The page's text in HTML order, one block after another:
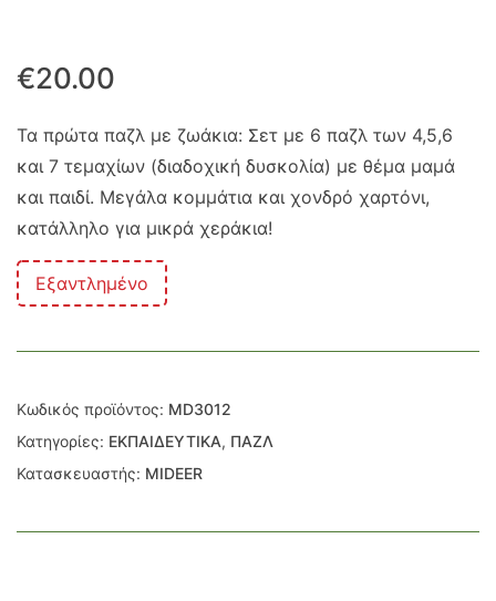
€20.00
Τα πρώτα παζλ με ζωάκια: Σετ με 6 παζλ των 4,5,6
και 7 τεμαχίων (διαδοχική δυσκολία) με θέμα μαμά
και παιδί. Μεγάλα κομμάτια και χονδρό χαρτόνι,
κατάλληλο για μικρά χεράκια!
Εξαντλημένο
Κωδικός προϊόντος: MD3012
Κατηγορίες: ΕΚΠΑΙΔΕΥΤΙΚΑ, ΠΑΖΛ
Κατασκευαστής: MIDEER